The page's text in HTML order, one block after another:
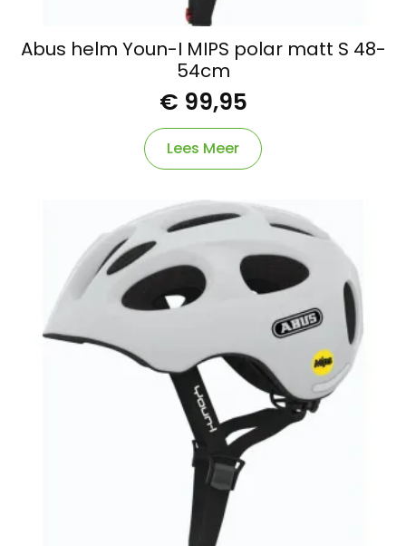
Abus helm Youn-I MIPS polar matt S 48-
54cm
€ 99,95
Lees Meer